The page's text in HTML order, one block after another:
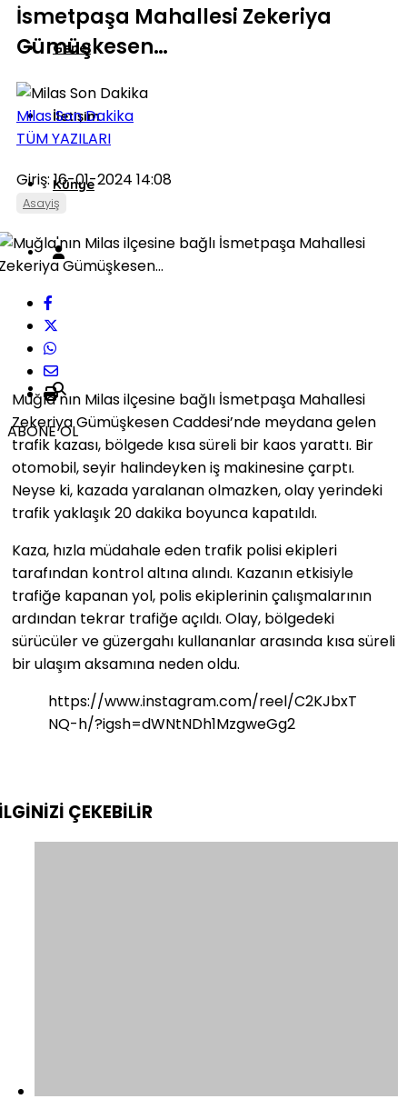
Genel
İletişim
Künye
İsmetpaşa Mahallesi Zekeriya
Gümüşkesen…
Milas Son Dakika
TÜM YAZILARI
Giriş: 16-01-2024 14:08
Asayiş
ABONE OL
Muğla’nın Milas ilçesine bağlı İsmetpaşa Mahallesi
Zekeriya Gümüşkesen Caddesi’nde meydana gelen
trafik kazası, bölgede kısa süreli bir kaos yarattı. Bir
otomobil, seyir halindeyken iş makinesine çarptı.
Neyse ki, kazada yaralanan olmazken, olay yerindeki
trafik yaklaşık 20 dakika boyunca kapatıldı.
Kaza, hızla müdahale eden trafik polisi ekipleri
tarafından kontrol altına alındı. Kazanın etkisiyle
trafiğe kapanan yol, polis ekiplerinin çalışmalarının
ardından tekrar trafiğe açıldı. Olay, bölgedeki
sürücüler ve güzergahı kullananlar arasında kısa süreli
bir ulaşım aksamına neden oldu.
https://www.instagram.com/reel/C2KJbxT
NQ-h/?igsh=dWNtNDh1MzgweGg2
ÇEKEBİLİR